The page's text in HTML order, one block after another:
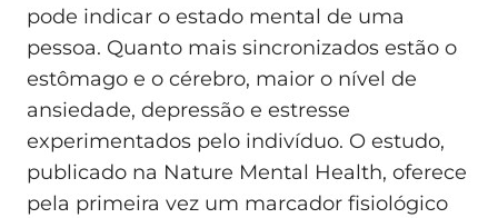
pode indicar o estado mental de uma
pessoa. Quanto mais sincronizados estão o
estômago e o cérebro, maior o nível de
ansiedade, depressão e estresse
experimentados pelo indivíduo. O estudo,
publicado na Nature Mental Health, oferece
pela primeira vez um marcador fisiológico